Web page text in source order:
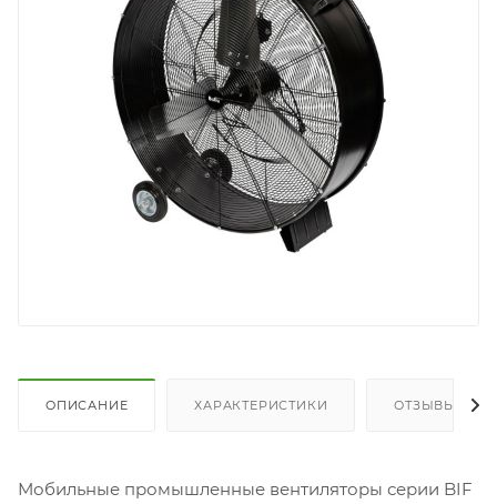
ОПИСАНИЕ ХАРАКТЕРИСТИКИ ОТЗЫВЫ
Мобильные промышленные вентиляторы серии BIF